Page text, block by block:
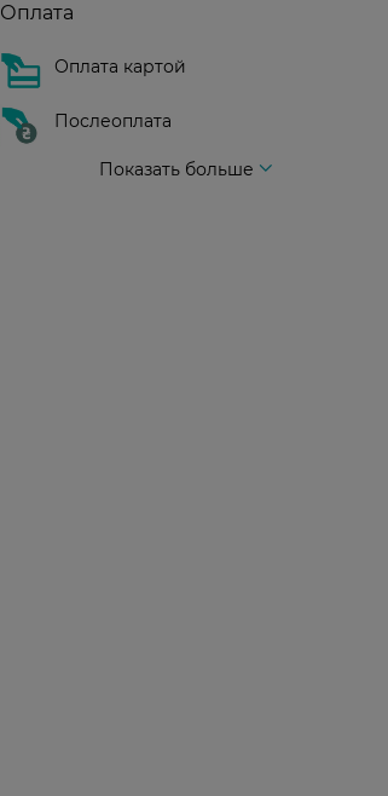
Оплата
Оплата картой
Послеоплата
Показать больше